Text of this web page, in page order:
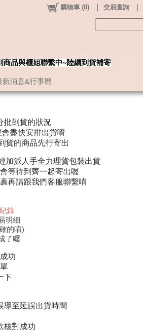
新消息&行事曆
購物車 (0) 交易查詢
品與櫃姐聯繫中~陸續到貨補寄